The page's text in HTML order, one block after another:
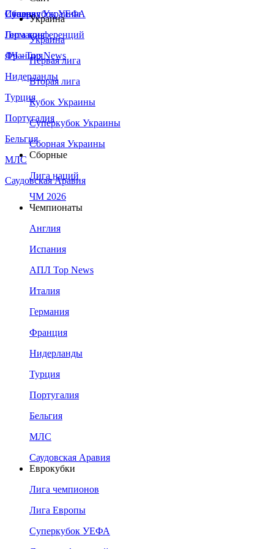
Сборная Украины
Италия
Германия
Франция
Нидерланды
Турция
Португалия
Бельгия
МЛС
Саудовская Аравия
Суперкубок УЕФА
Лига конференций
ЛЧ - Top News
Украина
Украина
Первая лига
Вторая лига
Кубок Украины
Суперкубок Украины
Сборная Украины
Сборные
Лига наций
ЧМ 2026
Чемпионаты
Англия
Испания
АПЛ Top News
Италия
Германия
Франция
Нидерланды
Турция
Португалия
Бельгия
МЛС
Саудовская Аравия
Еврокубки
Лига чемпионов
Лига Европы
Суперкубок УЕФА